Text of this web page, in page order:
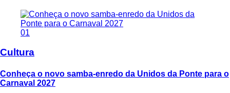
01
Cultura
Conheça o novo samba-enredo da Unidos da Ponte para o
Carnaval 2027